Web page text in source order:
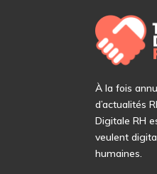
À la fois
d’actualités
Digitale RH
veulent
humaines.